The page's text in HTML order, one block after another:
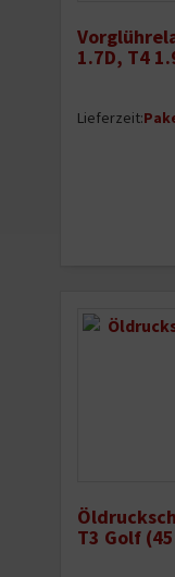
1.7D, T4
Lieferzeit:
T3 Golf